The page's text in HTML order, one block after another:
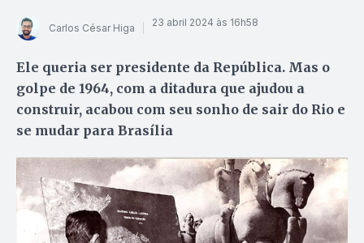
Carlos César Higa 23 abril 2024 às 16h58
Ele queria ser presidente da República. Mas o
golpe de 1964, com a ditadura que ajudou a
construir, acabou com seu sonho de sair do Rio e
se mudar para Brasília